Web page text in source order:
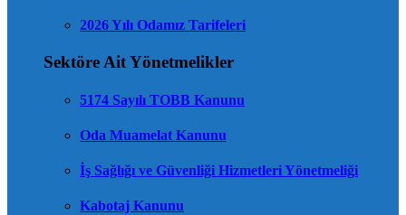
2026 Yılı Odamız Tarifeleri
Sektöre Ait Yönetmelikler
5174 Sayılı TOBB Kanunu
Oda Muamelat Kanunu
İş Sağlığı ve Güvenliği Hizmetleri Yönetmeliği
Kabotaj Kanunu